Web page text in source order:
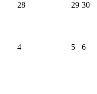
28 29 30
4 5 6